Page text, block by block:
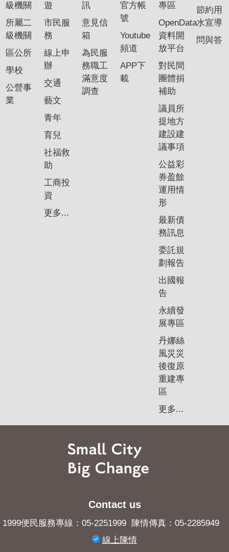
級機關
所屬二
級機關
區公所
學校
公營事
業
遊
市民服
務
線上申
辦
交通
藝文
青年
育兒
社福救
助
工商投
資
更多...
訊
意見信
箱
為民服
務職工
滿意度
調查
官方帳
號
Youtube
頻道
APP下
載
專區
OpenData
資料開
放平台
對民間
團體捐
補助
議員所
提地方
建設建
議事項
公益彩
券盈餘
運用情
形
最新債
務訊息
委託規
劃報告
出國報
告
永續發
展專區
丹娜絲
風災災
後復原
重建專
區
更多...
節約用
水宣導
問與答
Contact us
1999便民服務專線：05-2251999 陳情傳真：05-2285949
線上陳情